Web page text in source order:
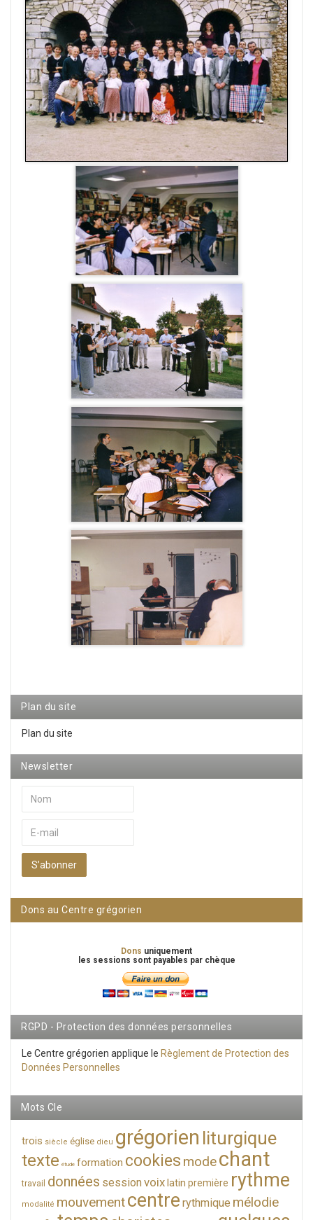
Plan du site
Plan du site
Newsletter
S’abonner
Dons au Centre grégorien
Dons uniquement
les sessions sont payables par chèque
RGPD - Protection des données personnelles
Le Centre grégorien applique le Règlement de Protection des
Données Personnelles
Mots Cle
trois siècle église dieu grégorien liturgique
texte étude formation cookies modechant
travail données session voixlatin première rythme
modalité mouvementcentre rythmique mélodie